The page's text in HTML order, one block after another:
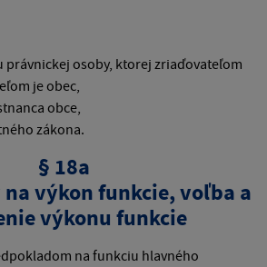
právnickej osoby, ktorej zriaďovateľom
je obec,
obce,
zákona.
§ 18a
výkon funkcie, voľba a
výkonu funkcie
na funkciu hlavného